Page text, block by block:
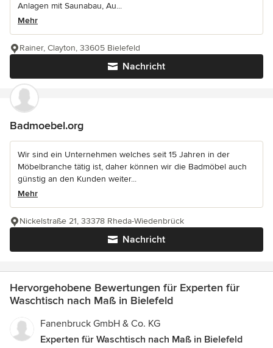
Anlagen mit Saunabau, Au...
Mehr
Nachricht
Rainer, Clayton, 33605 Bielefeld
Badmoebel.org
Wir sind ein Unternehmen welches seit 15 Jahren in der
Möbelbranche tätig ist, daher können wir die Badmöbel auch
günstig an den Kunden weiter...
Mehr
Nachricht
Nickelstraße 21, 33378 Rheda-Wiedenbrück
Hervorgehobene Bewertungen für Experten für
Waschtisch nach Maß in Bielefeld
Fanenbruck GmbH & Co. KG
Experten für Waschtisch nach Maß in Bielefeld